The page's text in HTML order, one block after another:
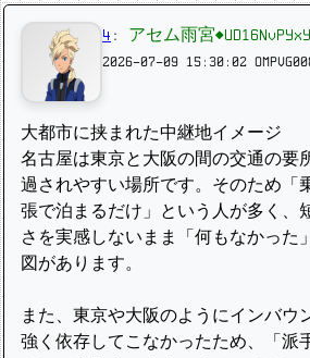
4 : アセム雨宮◆UD16NvPYxY
2026-07-09 15:30:02
大都市に挟まれた中継地イメージ
名古屋は東京と大阪の間の交通の要
過されやすい場所です。そのため「
張で泊まるだけ」という人が多く、
さを実感しないまま「何もなかった
図があります。
また、東京や大阪のようにインバウ
強く依存してこなかったため、「派